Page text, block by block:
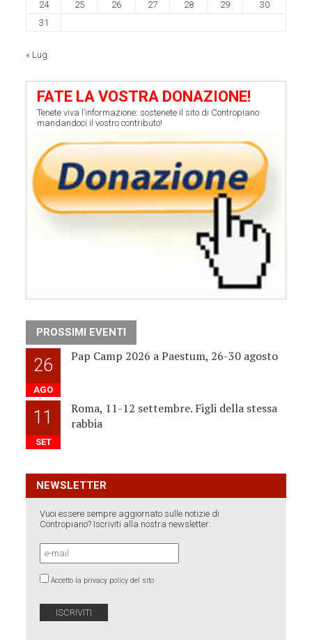
24
25 26 27 28 29
30
31
« Lug
FATE LA VOSTRA DONAZIONE!
Tenete viva l’informazione: sostenete il sito di Contropiano
mandandoci il vostro contributo!
PROSSIMI EVENTI
26
AGO
Pap Camp 2026 a Paestum, 26-30 agosto
11
SET
Roma, 11-12 settembre. Figli della stessa
rabbia
NEWSLETTER
Vuoi essere sempre aggiornato sulle notizie di
Contropiano? Iscriviti alla nostra newsletter:
Accetto la privacy policy del sito